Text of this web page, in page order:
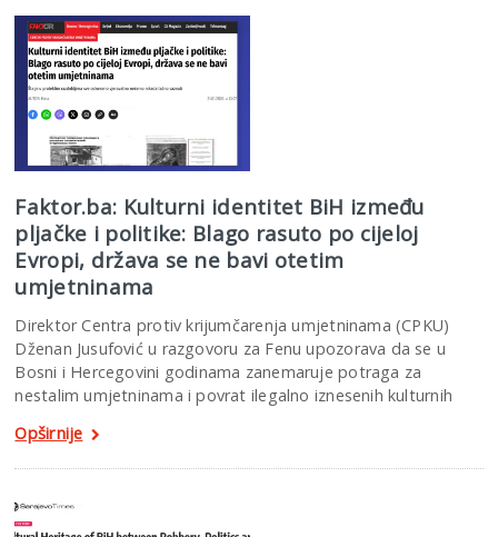
Faktor.ba: Kulturni identitet BiH između
pljačke i politike: Blago rasuto po cijeloj
Evropi, država se ne bavi otetim
umjetninama
Direktor Centra protiv krijumčarenja umjetninama (CPKU)
Dženan Jusufović u razgovoru za Fenu upozorava da se u
Bosni i Hercegovini godinama zanemaruje potraga za
nestalim umjetninama i povrat ilegalno iznesenih kulturnih
Opširnije